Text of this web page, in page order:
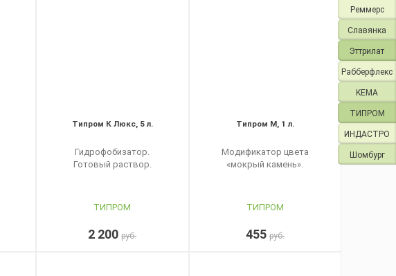
Реммерс
Славянка
Эттрилат
Рабберфлекс
KEMA
ТИПРОМ
ИНДАСТРО
Шомбург
Типром К Люкс, 5 л.
Гидрофобизатор.
Готовый раствор.
ТИПРОМ
2 200руб.
Типром М, 1 л.
Модификатор цвета
«мокрый камень».
ТИПРОМ
455 руб.